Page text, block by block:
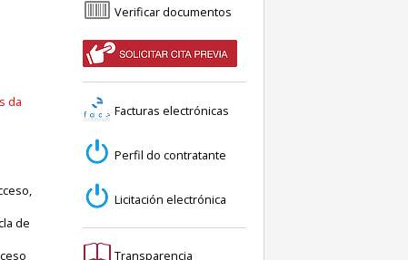
da
de
Verificar documentos
Facturas electrónicas
Perfil do contratante
Licitación electrónica
Transparencia